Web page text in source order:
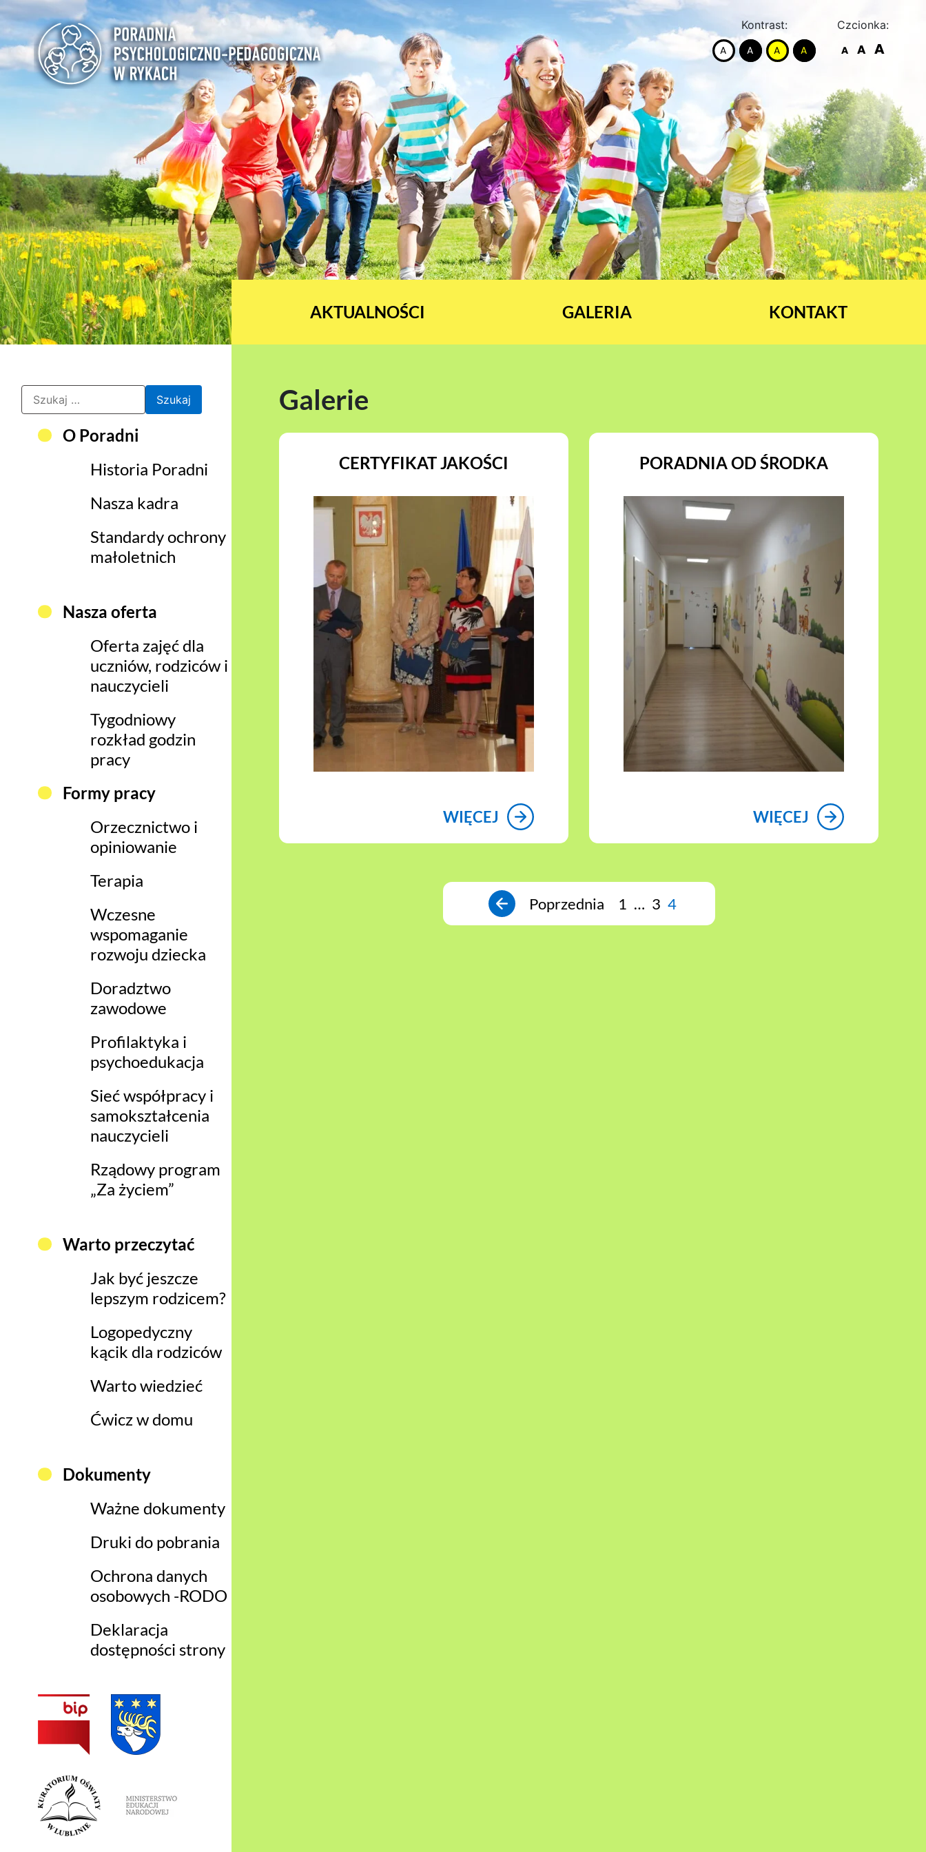
Kontrast: Czcionka:
AKTUALNOŚCI GALERIA KONTAKT
Szukaj:
O Poradni
Historia Poradni
Nasza kadra
Standardy ochrony
małoletnich
Nasza oferta
Oferta zajęć dla
uczniów, rodziców i
nauczycieli
Tygodniowy
rozkład godzin
pracy
Formy pracy
Orzecznictwo i
opiniowanie
Terapia
Wczesne
wspomaganie
rozwoju dziecka
Doradztwo
zawodowe
Profilaktyka i
psychoedukacja
Sieć współpracy i
samokształcenia
nauczycieli
Rządowy program
„Za życiem”
Warto przeczytać
Jak być jeszcze
lepszym rodzicem?
Logopedyczny
kącik dla rodziców
Warto wiedzieć
Ćwicz w domu
Dokumenty
Ważne dokumenty
Druki do pobrania
Ochrona danych
osobowych -RODO
Deklaracja
dostępności strony
Galerie
CERTYFIKAT JAKOŚCI
WIĘCEJ
PORADNIA OD ŚRODKA
WIĘCEJ
Poprzednia 1 … 3 4